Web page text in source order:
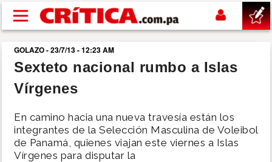
Pasar al contenido principal
buscar
SUCESOS
NACIONAL
POLÍTICA
GOLAZO - 23/7/13 - 12:23 AM
Sexteto nacional rumbo a Islas
Vírgenes
En camino hacia una nueva travesía están los
integrantes de la Selección Masculina de Voleibol
de Panamá, quienes viajan este viernes a Islas
Vírgenes para disputar la